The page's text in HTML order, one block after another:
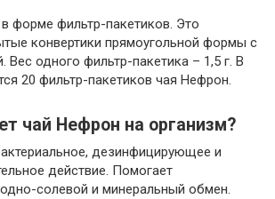
форме фильтр-пакетиков. Это
конвертики прямоугольной формы с
Вес одного фильтр-пакетика – 1,5 г. В
20 фильтр-пакетиков чая Нефрон.
чай Нефрон на организм?
дезинфицирующее и
действие. Помогает
солевой и минеральный обмен.